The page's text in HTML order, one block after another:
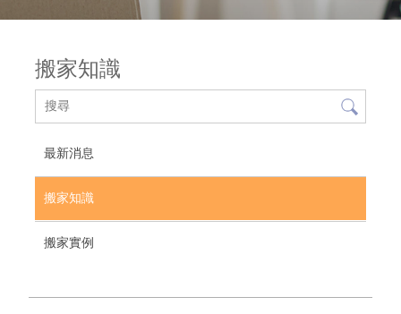
搬家知識
最新消息
搬家知識
搬家實例